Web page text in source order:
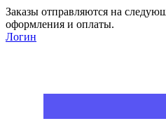
Заказы отправляются на
оформления и оплаты.
Логин